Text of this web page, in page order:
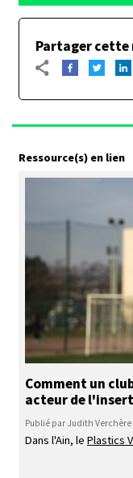
Partager cette
Ressource(s) en lien
Comment un
acteur de
Publié par Judith Verchère
Dans l'Ain, lePlastics